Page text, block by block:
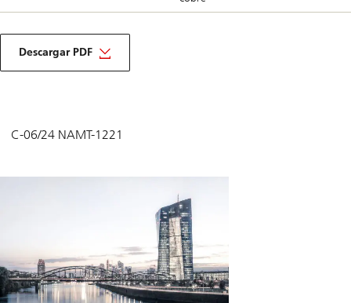
Descargar PDF
about
macro
C-06/24 NAMT-1221